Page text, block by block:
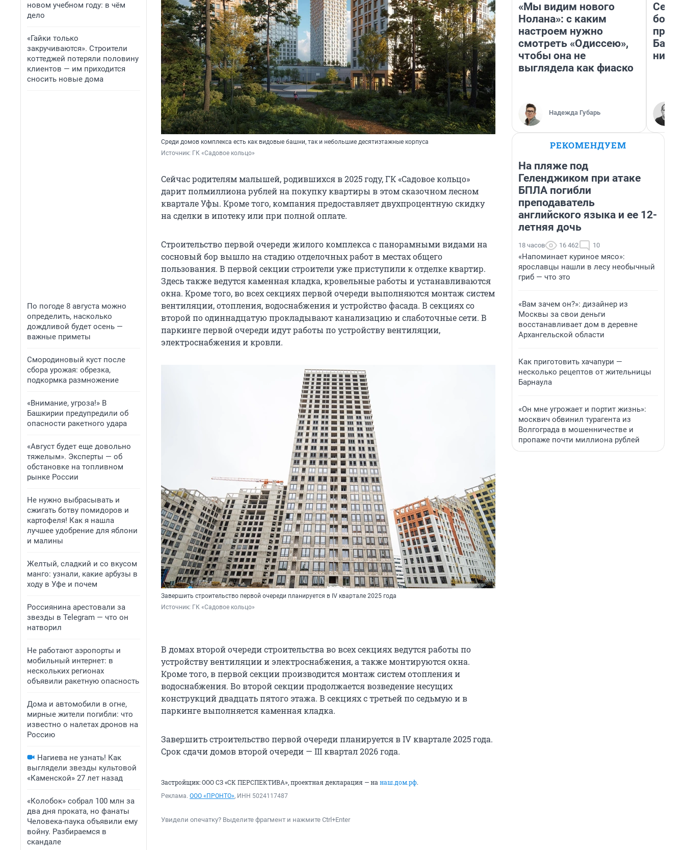
новом учебном году: в чём
дело
«Гайки только
закручиваются». Строители
коттеджей потеряли половину
клиентов — им приходится
сносить новые дома
По погоде 8 августа можно
определить, насколько
дождливой будет осень —
важные приметы
Смородиновый куст после
сбора урожая: обрезка,
подкормка размножение
«Внимание, угроза!» В
Башкирии предупредили об
опасности ракетного удара
«Август будет еще довольно
тяжелым». Эксперты — об
обстановке на топливном
рынке России
Не нужно выбрасывать и
сжигать ботву помидоров и
картофеля! Как я нашла
лучшее удобрение для яблони
и малины
Желтый, сладкий и со вкусом
манго: узнали, какие арбузы в
ходу в Уфе и почем
Россиянина арестовали за
звезды в Telegram — что он
натворил
Не работают аэропорты и
мобильный интернет: в
нескольких регионах
объявили ракетную опасность
Дома и автомобили в огне,
мирные жители погибли: что
известно о налетах дронов на
Россию
Нагиева не узнать! Как
выглядели звезды культовой
«Каменской» 27 лет назад
«Колобок» собрал 100 млн за
два дня проката, но фанаты
Человека-паука объявили ему
войну. Разбираемся в
скандале
Среди домов комплекса есть как видовые башни, так и небольшие десятиэтажные корпуса
Источник: ГК «Садовое кольцо»
Сейчас родителям малышей, родившихся в 2025 году, ГК «Садовое кольцо»
дарит полмиллиона рублей на покупку квартиры в этом сказочном лесном
квартале Уфы. Кроме того, компания предоставляет двухпроцентную скидку
на сделки в ипотеку или при полной оплате.
Строительство первой очереди жилого комплекса с панорамными видами на
сосновый бор вышло на стадию отделочных работ в местах общего
пользования. В первой секции строители уже приступили к отделке квартир.
Здесь также ведутся каменная кладка, кровельные работы и устанавливаются
окна. Кроме того, во всех секциях первой очереди выполняются монтаж систем
вентиляции, отопления, водоснабжения и устройство фасада. В секциях со
второй по одиннадцатую прокладывают канализацию и слаботочные сети. В
паркинге первой очереди идут работы по устройству вентиляции,
электроснабжения и кровли.
Завершить строительство первой очереди планируется в IV квартале 2025 года
Источник: ГК «Садовое кольцо»
В домах второй очереди строительства во всех секциях ведутся работы по
устройству вентиляции и электроснабжения, а также монтируются окна.
Кроме того, в первой секции производится монтаж систем отопления и
водоснабжения. Во второй секции продолжается возведение несущих
конструкций двадцать пятого этажа. В секциях с третьей по седьмую и в
паркинге выполняется каменная кладка.
Завершить строительство первой очереди планируется в IV квартале 2025 года.
Срок сдачи домов второй очереди — III квартал 2026 года.
Застройщик: ООО СЗ «СК ПЕРСПЕКТИВА», проектная декларация — на наш.дом.рф.
Реклама. ООО «ПРОНТО», ИНН 5024117487
Увидели опечатку? Выделите фрагмент и нажмите Ctrl+Enter
«Мы видим нового
Нолана»: с каким
настроем нужно
смотреть «Одиссею»,
чтобы она не
выглядела как фиаско
Надежда Губарь
них
РЕКОМЕНДУЕМ
На пляже под
Геленджиком при атаке
БПЛА погибли
преподаватель
английского языка и ее 12-
летняя дочь
18 часов 16 462 10
«Напоминает куриное мясо»:
ярославцы нашли в лесу необычный
гриб — что это
«Вам зачем он?»: дизайнер из
Москвы за свои деньги
восстанавливает дом в деревне
Архангельской области
Как приготовить хачапури —
несколько рецептов от жительницы
Барнаула
«Он мне угрожает и портит жизнь»:
москвич обвинил турагента из
Волгограда в мошенничестве и
пропаже почти миллиона рублей